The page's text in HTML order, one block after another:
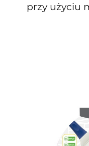
przy użyciu